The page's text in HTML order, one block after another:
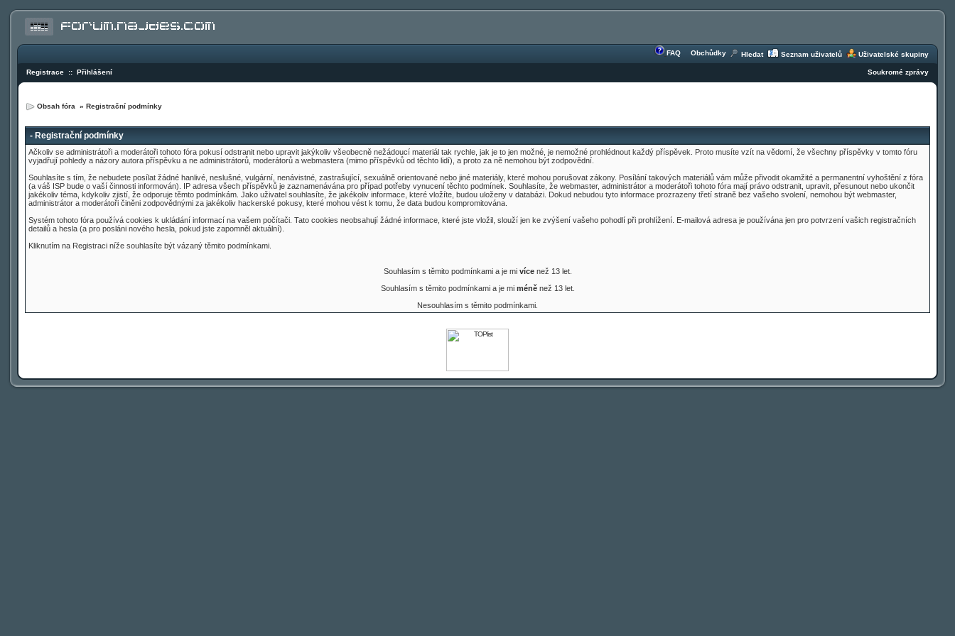
FAQ Obchůdky Hledat Seznam uživatelů Uživatelské skupiny
Registrace :: Přihlášení Soukromé zprávy
Obsah fóra » Registrační podmínky
- Registrační podmínky
Ačkoliv se administrátoři a moderátoři tohoto fóra pokusí odstranit nebo upravit jakýkoliv všeobecně nežádoucí materiál tak rychle, jak je to jen možné, je nemožné prohlédnout každý příspěvek. Proto musíte vzít na vědomí, že všechny příspěvky v tomto fóru
vyjadřují pohledy a názory autora příspěvku a ne administrátorů, moderátorů a webmastera (mimo příspěvků od těchto lidí), a proto za ně nemohou být zodpovědní.
Souhlasíte s tím, že nebudete posílat žádné hanlivé, neslušné, vulgární, nenávistné, zastrašující, sexuálně orientované nebo jiné materiály, které mohou porušovat zákony. Posílání takových materiálů vám může přivodit okamžité a permanentní vyhoštění z fóra
(a váš ISP bude o vaší činnosti informován). IP adresa všech příspěvků je zaznamenávána pro případ potřeby vynucení těchto podmínek. Souhlasíte, že webmaster, administrátor a moderátoři tohoto fóra mají právo odstranit, upravit, přesunout nebo ukončit
jakékoliv téma, kdykoliv zjistí, že odporuje těmto podmínkám. Jako uživatel souhlasíte, že jakékoliv informace, které vložíte, budou uloženy v databázi. Dokud nebudou tyto informace prozrazeny třetí straně bez vašeho svolení, nemohou být webmaster,
administrátor a moderátoři činěni zodpovědnými za jakékoliv hackerské pokusy, které mohou vést k tomu, že data budou kompromitována.
Systém tohoto fóra používá cookies k ukládání informací na vašem počítači. Tato cookies neobsahují žádné informace, které jste vložil, slouží jen ke zvýšení vašeho pohodlí při prohlížení. E-mailová adresa je používána jen pro potvrzení vašich registračních
detailů a hesla (a pro posláni nového hesla, pokud jste zapomněl aktuální).
Kliknutím na Registraci níže souhlasíte být vázaný těmito podmínkami.
Souhlasím s těmito podmínkami a je mi vícenež 13 let.
Souhlasím s těmito podmínkami a je mi méněnež 13 let.
Nesouhlasím s těmito podmínkami.